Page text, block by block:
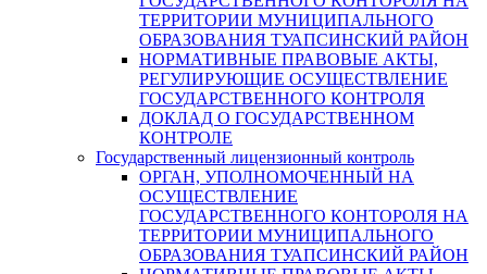
ТЕРРИТОРИИ МУНИЦИПАЛЬНОГО
ОБРАЗОВАНИЯ ТУАПСИНСКИЙ РАЙОН
НОРМАТИВНЫЕ ПРАВОВЫЕ АКТЫ,
РЕГУЛИРУЮЩИЕ ОСУЩЕСТВЛЕНИЕ
ГОСУДАРСТВЕННОГО КОНТРОЛЯ
ДОКЛАД О ГОСУДАРСТВЕННОМ
КОНТРОЛЕ
Государственный лицензионный контроль
ОРГАН, УПОЛНОМОЧЕННЫЙ НА
ОСУЩЕСТВЛЕНИЕ
ГОСУДАРСТВЕННОГО КОНТОРОЛЯ НА
ТЕРРИТОРИИ МУНИЦИПАЛЬНОГО
ОБРАЗОВАНИЯ ТУАПСИНСКИЙ РАЙОН